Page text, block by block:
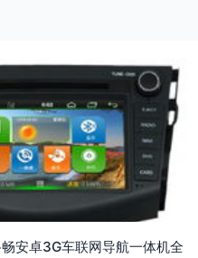
安卓3G车联网导航一体机全